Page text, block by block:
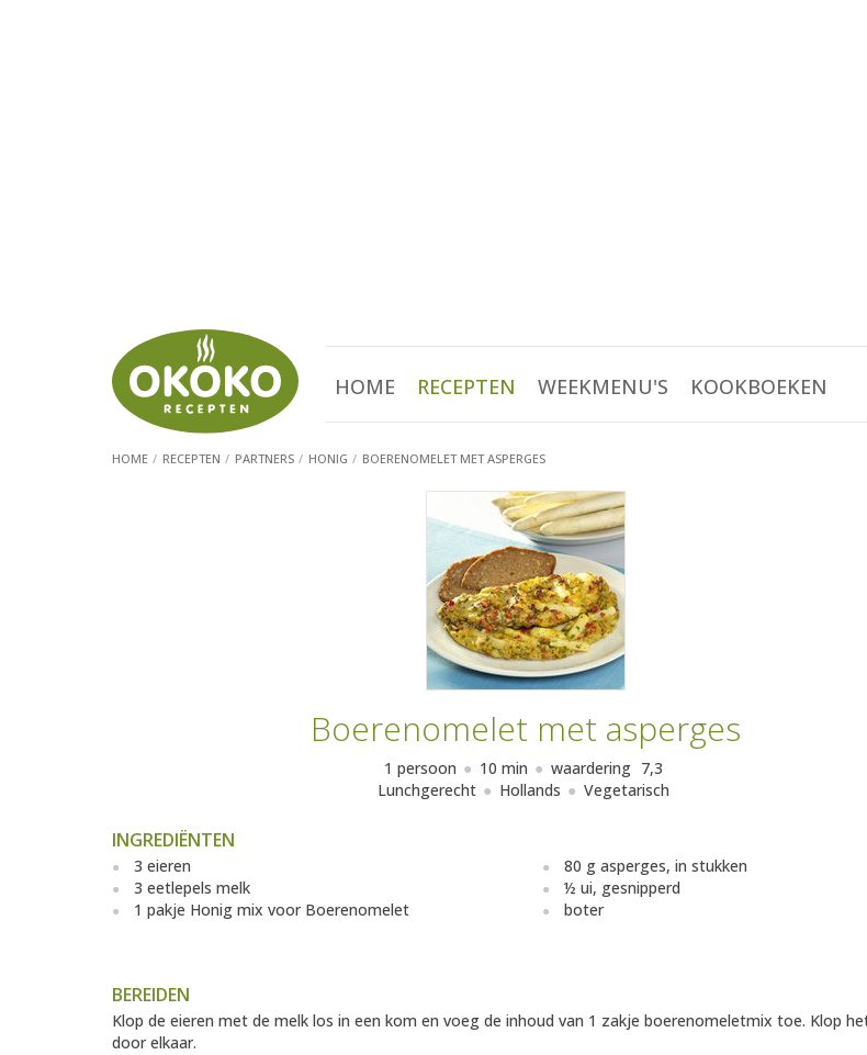
HOME RECEPTEN WEEKMENU'S KOOKBOEKEN
HOME RECEPTEN PARTNERS HONIG BOERENOMELET MET ASPERGES
Boerenomelet met asperges
1 persoon 10 min waardering 7,3
Lunchgerecht
Hollands Vegetarisch
INGREDIËNTEN
3 eieren
3 eetlepels melk
1 pakje Honig mix voor Boerenomelet
80 g asperges, in stukken
½ ui, gesnipperd
boter
BEREIDEN
Klop de eieren met de melk los in een kom en voeg de inhoud van 1 zakje boerenomeletmix toe. Klop
door elkaar.